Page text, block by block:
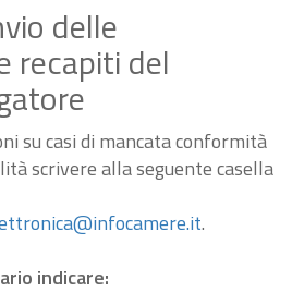
delle
recapiti del
su casi di mancata conformità
scrivere alla seguente casella
.
indicare: